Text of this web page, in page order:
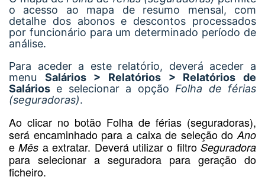
o acesso ao mapa de resumo mensal, com
detalhe dos abonos e descontos processados
por funcionário para um determinado período de
análise.
Para aceder a este relatório, deverá aceder a
menu Salários > Relatórios > Relatórios de
Salários e selecionar a opção Folha de férias
(seguradoras).
Ao clicar no botão Folha de férias (seguradoras),
será encaminhado para a caixa de seleção do Ano
eMês a extratar. Deverá utilizar o filtro Seguradora
para selecionar a seguradora para geração do
ficheiro.